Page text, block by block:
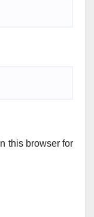
this browser for